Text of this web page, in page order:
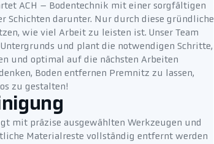
ACH – Bodentechnik mit einer sorgfältigen
Schichten darunter. Nur durch diese gründliche
wie viel Arbeit zu leisten ist. Unser Team
und plant die notwendigen Schritte,
und optimal auf die nächsten Arbeiten
Boden entfernen Premnitz zu lassen,
zu gestalten!
mit präzise ausgewählten Werkzeugen und
Materialreste vollständig entfernt werden